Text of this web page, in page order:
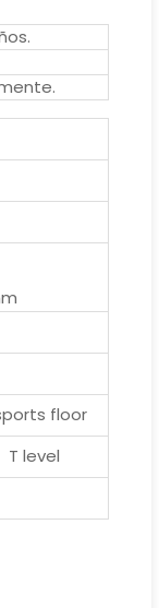
floor
T level